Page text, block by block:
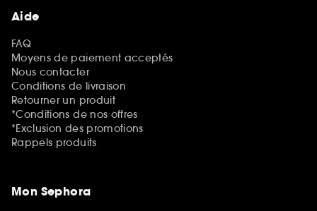
Aide
FAQ
Moyens de paiement acceptés
Nous contacter
Conditions de livraison
Retourner un produit
*Conditions de nos offres
*Exclusion des promotions
Rappels produits
Mon Sephora